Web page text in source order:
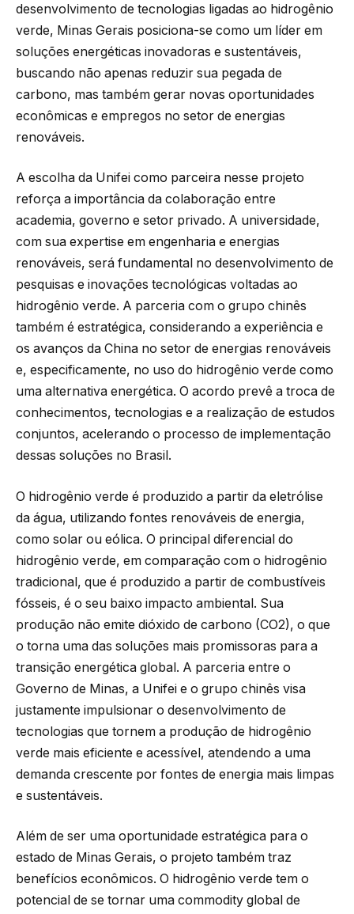
desenvolvimento de tecnologias ligadas ao hidrogênio
verde, Minas Gerais posiciona-se como um líder em
soluções energéticas inovadoras e sustentáveis,
buscando não apenas reduzir sua pegada de
carbono, mas também gerar novas oportunidades
econômicas e empregos no setor de energias
renováveis.
A escolha da Unifei como parceira nesse projeto
reforça a importância da colaboração entre
academia, governo e setor privado. A universidade,
com sua expertise em engenharia e energias
renováveis, será fundamental no desenvolvimento de
pesquisas e inovações tecnológicas voltadas ao
hidrogênio verde. A parceria com o grupo chinês
também é estratégica, considerando a experiência e
os avanços da China no setor de energias renováveis
e, especificamente, no uso do hidrogênio verde como
uma alternativa energética. O acordo prevê a troca de
conhecimentos, tecnologias e a realização de estudos
conjuntos, acelerando o processo de implementação
dessas soluções no Brasil.
O hidrogênio verde é produzido a partir da eletrólise
da água, utilizando fontes renováveis de energia,
como solar ou eólica. O principal diferencial do
hidrogênio verde, em comparação com o hidrogênio
tradicional, que é produzido a partir de combustíveis
fósseis, é o seu baixo impacto ambiental. Sua
produção não emite dióxido de carbono (CO2), o que
o torna uma das soluções mais promissoras para a
transição energética global. A parceria entre o
Governo de Minas, a Unifei e o grupo chinês visa
justamente impulsionar o desenvolvimento de
tecnologias que tornem a produção de hidrogênio
verde mais eficiente e acessível, atendendo a uma
demanda crescente por fontes de energia mais limpas
e sustentáveis.
Além de ser uma oportunidade estratégica para o
estado de Minas Gerais, o projeto também traz
benefícios econômicos. O hidrogênio verde tem o
potencial de se tornar uma commodity global de